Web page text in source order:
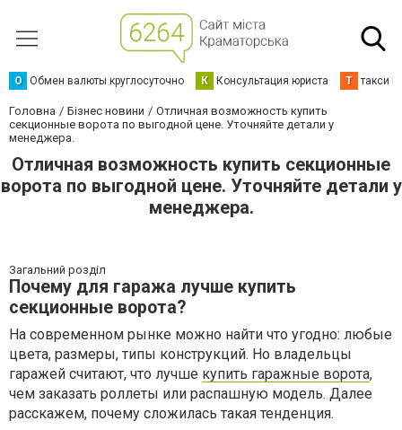
О Обмен валюты круглосуточно К Консультация юриста Т такси
Головна Бізнес новини
Отличная возможность купить
секционные ворота по выгодной цене. Уточняйте детали у
менеджера.
Отличная возможность купить секционные
ворота по выгодной цене. Уточняйте детали у
менеджера.
Загальний розділ
Почему для гаража лучше купить
секционные ворота?
На современном рынке можно найти что угодно: любые
цвета, размеры, типы конструкций. Но владельцы
гаражей считают, что лучше купить гаражные ворота,
чем заказать роллеты или распашную модель. Далее
расскажем, почему сложилась такая тенденция.